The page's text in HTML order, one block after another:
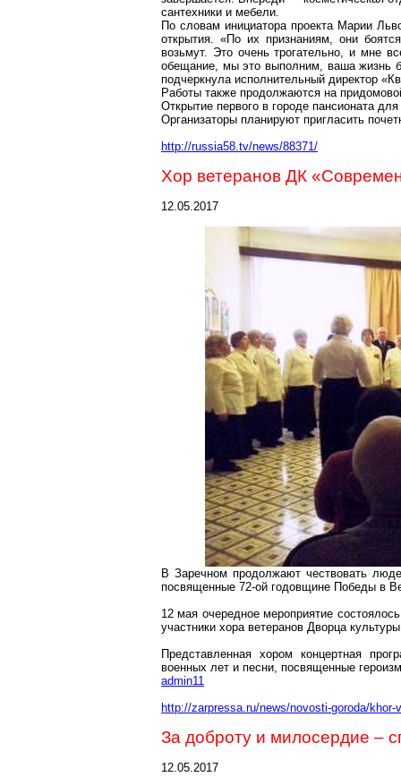
сантехники и мебели.
По словам инициатора проекта Марии
открытия. «По их признаниям, они
возьмут. Это очень трогательно, и мне
обещание, мы это выполним, ваша жизнь
подчеркнула исполнительный директор
Работы также продолжаются на
Открытие первого в городе пансионата
Организаторы планируют пригласить
http://russia58.tv/news/88371/
Хор ветеранов ДК
12.05.2017
В Заречном продолжают чествовать
посвященные 72-ой годовщине Победы в
12 мая очередное мероприятие
участники хора ветеранов Дворца
Представленная хором концертная
военных лет и песни, посвященные
admin11
http://zarpressa.ru/news/novosti-goroda/
За доброту и милосердие –
12.05.2017